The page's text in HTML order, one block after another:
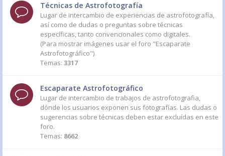
Técnicas de Astrofotografía
Lugar de intercambio de experiencias de astrofotografía,
así como de dudas o preguntas sobre técnicas
específicas, tanto convencionales como digitales.
(Para mostrar imágenes usar el foro "Escaparate
Astrofotográfico")
Temas: 3317
Escaparate Astrofotográfico
Lugar de intercambio de trabajos de astrofotografia,
dónde los usuarios exponen sus fotografías. Las dudas o
sugerencias sobre técnicas deben estar excluídas en este
foro.
Temas: 8662